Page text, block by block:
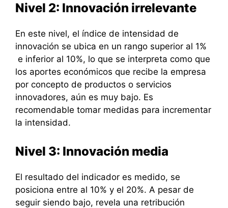
Nivel 2: Innovación irrelevante
En este nivel, el índice de intensidad de
innovación se ubica en un rango superior al 1%
e inferior al 10%, lo que se interpreta como que
los aportes económicos que recibe la empresa
por concepto de productos o servicios
innovadores, aún es muy bajo. Es
recomendable tomar medidas para incrementar
la intensidad.
Nivel 3: Innovación media
El resultado del indicador es medido, se
posiciona entre al 10% y el 20%. A pesar de
seguir siendo bajo, revela una retribución